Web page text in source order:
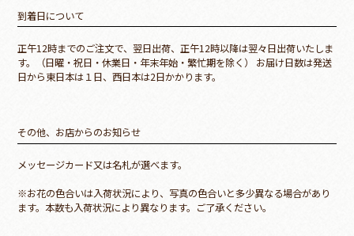
到着日について
正午12時までのご注文で、翌日出荷、正午12時以降は翌々日出荷いたしま
す。（日曜・祝日・休業日・年末年始・繁忙期を除く） お届け日数は発送
日から東日本は１日、西日本は2日かかります。
その他、お店からのお知らせ
メッセージカード又は名札が選べます。
※お花の色合いは入荷状況により、写真の色合いと多少異なる場合があり
ます。本数も入荷状況により異なります。ご了承ください。